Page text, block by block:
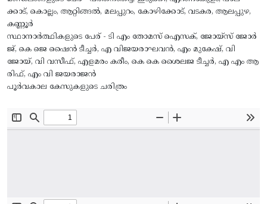
ക്കാട്, കൊല്ലം, ആറ്റിങ്ങൽ, മലപ്പുറം, കോഴിക്കോട്, വടകര, ആലപ്പുഴ,
കണ്ണൂർ
സ്ഥാനാർത്ഥികളുടെ പേര് - ടി എം തോമസ് ഐസക്, ജോയ്‌സ് ജോർ
ജ്, കെ ജെ ഷൈൻ ടീച്ചർ, എ വിജയരാഘവൻ, എം മുകേഷ്, വി
ജോയ്, വി വസീഫ്, എളമരം കരീം, കെ കെ ശൈലജ ടീച്ചർ, എ എം ആ
രിഫ്, എം വി ജയരാജൻ
പൂർവകാല കേസുകളുടെ ചരിത്രം